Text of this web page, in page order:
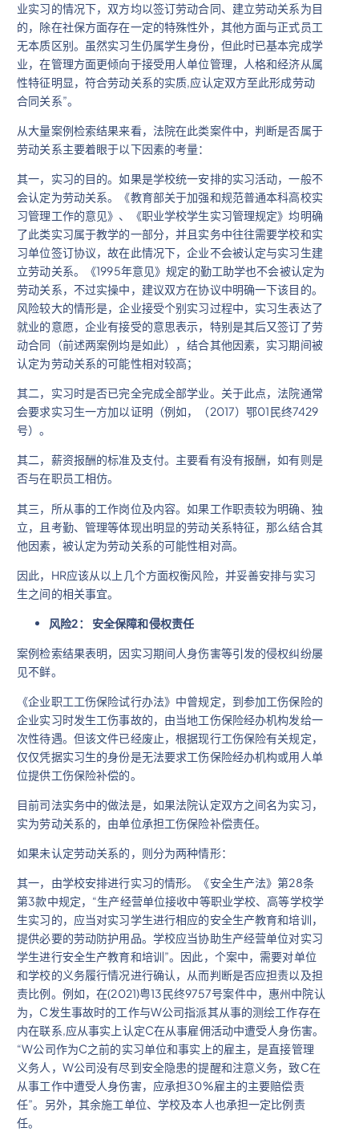
业实习的情况下，双方均以签订劳动合同、建立劳动关系为目
的，除在社保方面存在一定的特殊性外，其他方面与正式员工
无本质区别。虽然实习生仍属学生身份，但此时已基本完成学
业，在管理方面更倾向于接受用人单位管理，人格和经济从属
性特征明显，符合劳动关系的实质,应认定双方至此形成劳动
合同关系”。
从大量案例检索结果来看，法院在此类案件中，判断是否属于
劳动关系主要着眼于以下因素的考量：
其一，实习的目的。如果是学校统一安排的实习活动，一般不
会认定为劳动关系。《教育部关于加强和规范普通本科高校实
习管理工作的意见》、《职业学校学生实习管理规定》均明确
了此类实习属于教学的一部分，并且实务中往往需要学校和实
习单位签订协议，故在此情况下，企业不会被认定与实习生建
立劳动关系。《1995年意见》规定的勤工助学也不会被认定为
劳动关系，不过实操中，建议双方在协议中明确一下该目的。
风险较大的情形是，企业接受个别实习过程中，实习生表达了
就业的意愿，企业有接受的意思表示，特别是其后又签订了劳
动合同（前述两案例均是如此），结合其他因素，实习期间被
认定为劳动关系的可能性相对较高；
其二，实习时是否已完全完成全部学业。关于此点，法院通常
会要求实习生一方加以证明（例如，（2017）鄂01民终7429
号）。
其二，薪资报酬的标准及支付。主要看有没有报酬，如有则是
否与在职员工相仿。
其三，所从事的工作岗位及内容。如果工作职责较为明确、独
立，且考勤、管理等体现出明显的劳动关系特征，那么结合其
他因素，被认定为劳动关系的可能性相对高。
因此，HR应该从以上几个方面权衡风险，并妥善安排与实习
生之间的相关事宜。
风险2： 安全保障和侵权责任
案例检索结果表明，因实习期间人身伤害等引发的侵权纠纷屡
见不鲜。
《企业职工工伤保险试行办法》中曾规定，到参加工伤保险的
企业实习时发生工伤事故的，由当地工伤保险经办机构发给一
次性待遇。但该文件已经废止，根据现行工伤保险有关规定，
仅仅凭据实习生的身份是无法要求工伤保险经办机构或用人单
位提供工伤保险补偿的。
目前司法实务中的做法是，如果法院认定双方之间名为实习，
实为劳动关系的，由单位承担工伤保险补偿责任。
如果未认定劳动关系的，则分为两种情形：
其一，由学校安排进行实习的情形。《安全生产法》第28条
第3款中规定，“生产经营单位接收中等职业学校、高等学校学
生实习的，应当对实习学生进行相应的安全生产教育和培训，
提供必要的劳动防护用品。学校应当协助生产经营单位对实习
学生进行安全生产教育和培训”。因此，个案中，需要对单位
和学校的义务履行情况进行确认，从而判断是否应担责以及担
责比例。例如，在(2021)粤13民终9757号案件中，惠州中院认
为，C发生事故时的工作与W公司指派其从事的测绘工作存在
内在联系,应从事实上认定C在从事雇佣活动中遭受人身伤害。
“W公司作为C之前的实习单位和事实上的雇主，是直接管理
义务人，W公司没有尽到安全隐患的提醒和注意义务，致C在
从事工作中遭受人身伤害，应承担30%雇主的主要赔偿责
任”。另外，其余施工单位、学校及本人也承担一定比例责
任。